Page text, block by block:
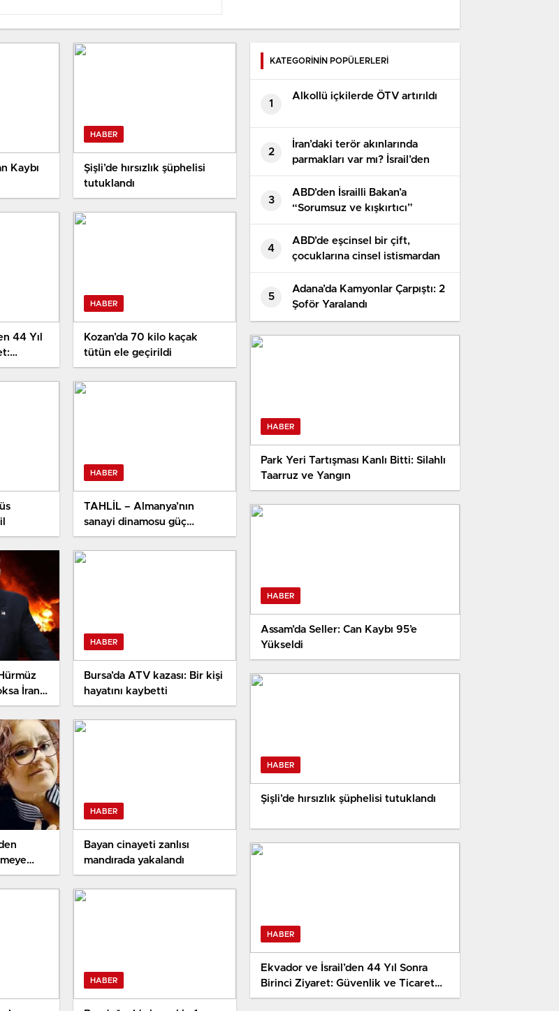
Kaybı
HABER
Şişli’de hırsızlık şüphelisi
tutuklandı
44 Yıl
İşbirliği
HABER
Kozan’da 70 kilo kaçak
tütün ele geçirildi
HABER
TAHLİL – Almanya’nın
sanayi dinamosu güç
kaybediyor
İran’ı
HABER
Bursa’da ATV kazası: Bir kişi
hayatını kaybetti
HABER
Bayan cinayeti zanlısı
mandırada yakalandı
HABER
KATEGORİNİN POPÜLERLERİ
1
Alkollü içkilerde ÖTV artırıldı
2
İran’daki terör akınlarında
parmakları var mı? İsrail’den
birinci açıklama geldi
3
ABD’den İsrailli Bakan’a
“Sorumsuz ve kışkırtıcı”
suçlaması! Tıpkı sertlikte
karşılık geldi
4
ABD’de eşcinsel bir çift,
çocuklarına cinsel istismardan
100 yıl mahpus cezası aldı
5
Adana’da Kamyonlar Çarpıştı: 2
Şoför Yaralandı
HABER
Park Yeri Tartışması Kanlı Bitti: Silahlı
Taarruz ve Yangın
HABER
Assam’da Seller: Can Kaybı 95’e
Yükseldi
HABER
Şişli’de hırsızlık şüphelisi tutuklandı
HABER
Ekvador ve İsrail’den 44 Yıl Sonra
Birinci Ziyaret: Güvenlik ve Ticaret
İşbirliği